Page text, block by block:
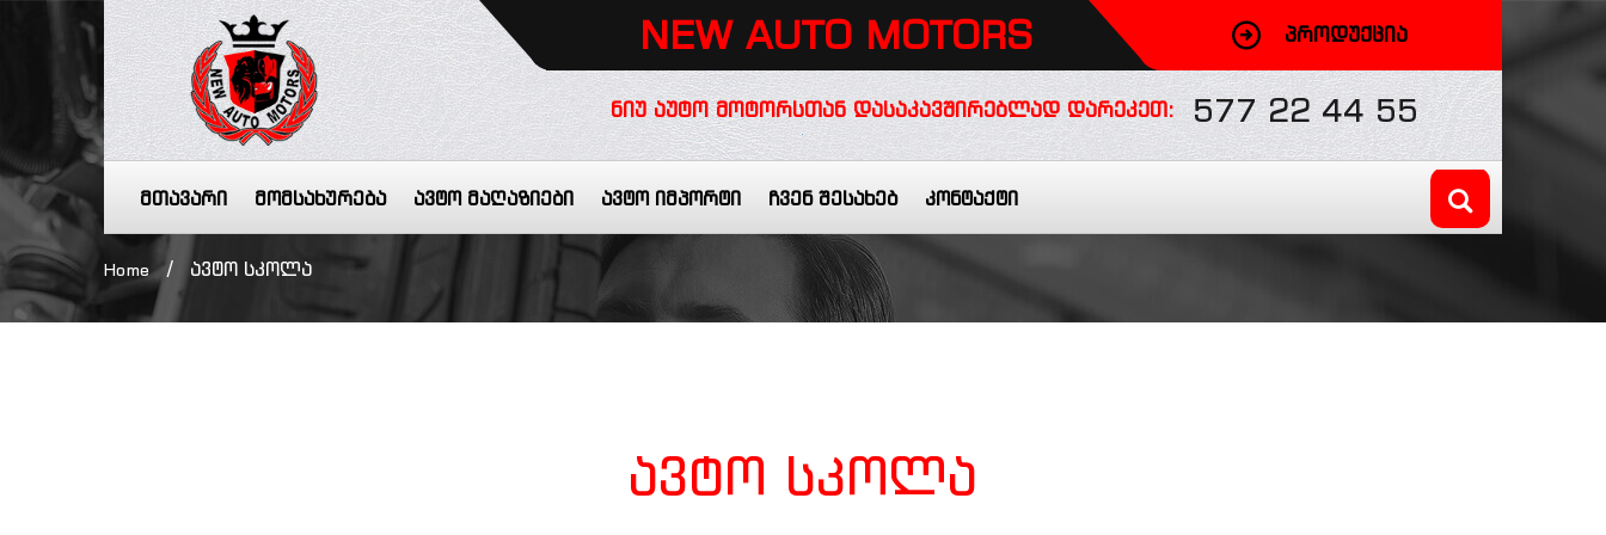
NEW AUTO MOTORS ᲞᲠᲝᲓᲣᲥᲪᲘᲐ
ᲜᲘᲣ ᲐᲣᲢᲝ ᲛᲝᲢᲝᲠᲡᲗᲐᲜ ᲓᲐᲡᲐᲙᲐᲕᲨᲘᲠᲔᲑᲚᲐᲓ ᲓᲐᲠᲔᲙᲔᲗ: 577 22 44 55
მთავარი მომსახურება ავტო მაღაზიები ავტო იმპორტი ჩვენ შესახებ კონტაქტი
Home / ავტო სკოლა
ავტო სკოლა